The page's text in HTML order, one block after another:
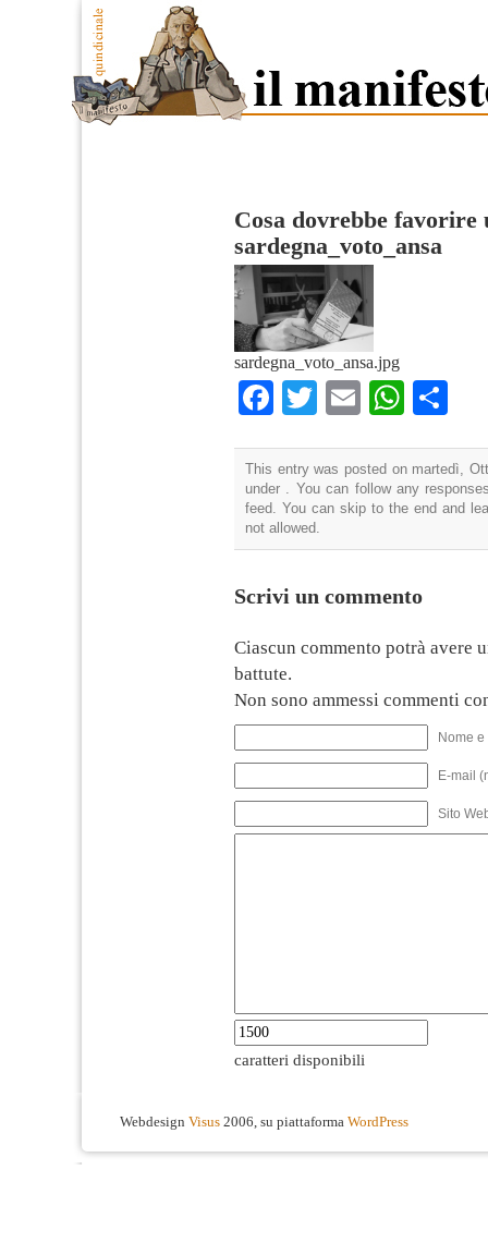
Cosa dovrebbe favorire
sardegna_voto_ansa
sardegna_voto_ansa.jpg
Facebook
TwitterEmail
This entry was posted on martedì,
under . You can follow any
feed. You can skip to the end and
not allowed.
Scrivi un commento
Ciascun commento potrà avere
battute.
Non sono ammessi commenti
Nome
E-mail
Sito
caratteri disponibili
Webdesign Visus 2006, su piattaforma WordPress